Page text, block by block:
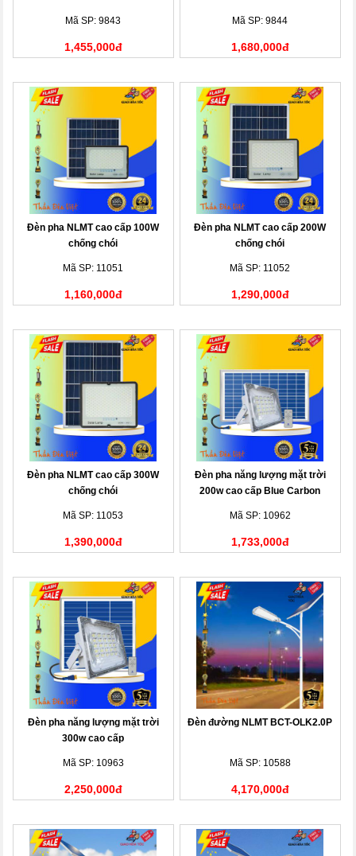
Mã SP: 9843
1,455,000đ
Mã SP: 9844
1,680,000đ
Đèn pha NLMT cao cấp 100W
chống chói
Mã SP: 11051
1,160,000đ
Đèn pha NLMT cao cấp 200W
chống chói
Mã SP: 11052
1,290,000đ
Đèn pha NLMT cao cấp 300W
chống chói
Mã SP: 11053
1,390,000đ
Đèn pha năng lượng mặt trời
200w cao cấp Blue Carbon
Mã SP: 10962
1,733,000đ
Đèn pha năng lượng mặt trời
300w cao cấp
Mã SP: 10963
2,250,000đ
Đèn đường NLMT BCT-OLK2.0P
Mã SP: 10588
4,170,000đ